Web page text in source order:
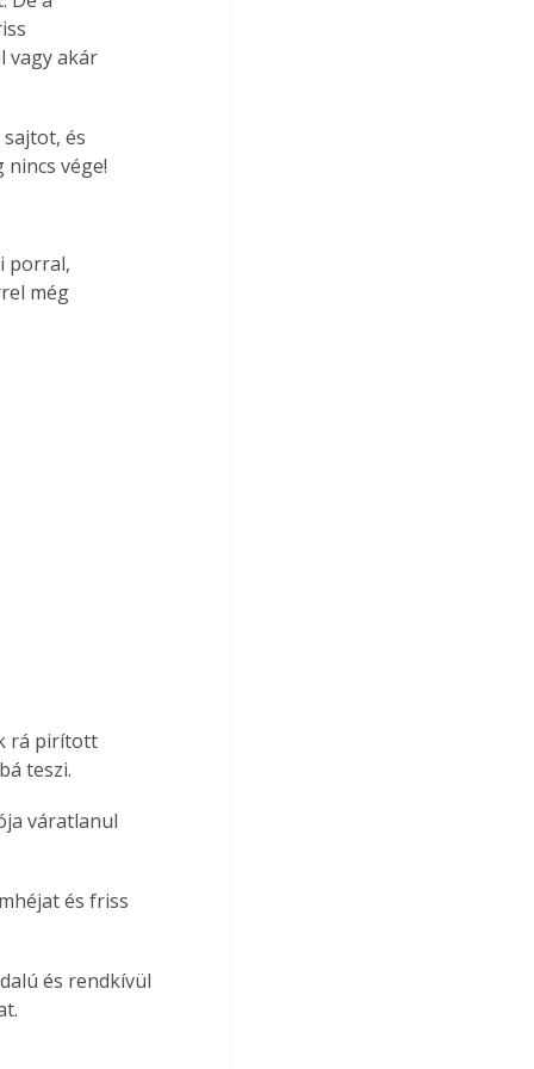
vagy akár
és
vége!
porral,
még
rá pirított
teszi.
váratlanul
és friss
és rendkívül